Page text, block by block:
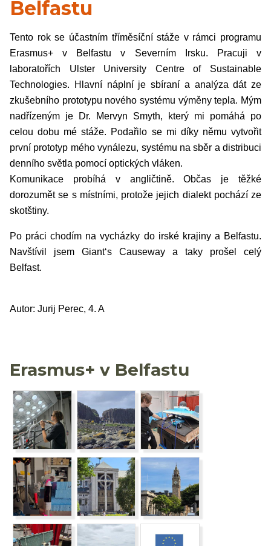
Belfastu
Tento rok se účastním tříměsíční stáže v rámci programu
Erasmus+ v Belfastu v Severním Irsku. Pracuji v
laboratořích Ulster University Centre of Sustainable
Technologies. Hlavní náplní je sbíraní a analýza dát ze
zkušebního prototypu nového systému výměny tepla. Mým
nadřízeným je Dr. Mervyn Smyth, který mi pomáhá po
celou dobu mé stáže. Podařilo se mi díky němu vytvořit
první prototyp mého vynálezu, systému na sběr a distribuci
denního světla pomocí optických vláken.
Komunikace probíhá v angličtině. Občas je těžké
dorozumět se s místními, protože jejich dialekt pochází ze
skotštiny.
Po práci chodím na vycházky do irské krajiny a Belfastu.
Navštívil jsem Giant‘s Causeway a taky prošel celý
Belfast.
Autor: Jurij Perec, 4. A
Erasmus+ v Belfastu